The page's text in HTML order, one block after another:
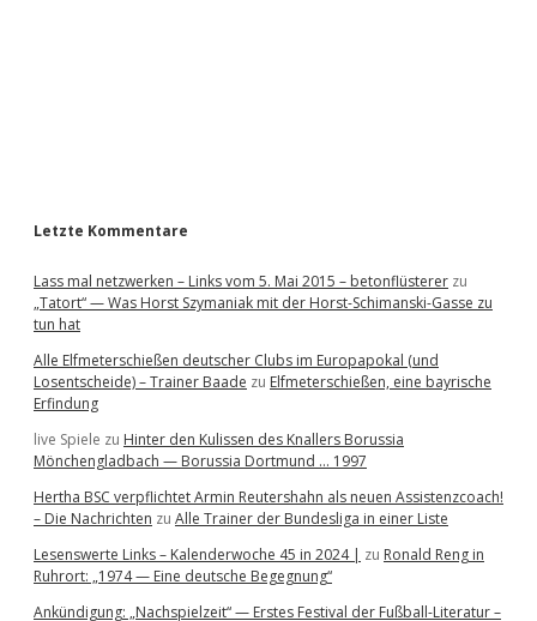
Letzte Kommentare
Lass mal netzwerken – Links vom 5. Mai 2015 – betonflüsterer zu
„Tatort“ — Was Horst Szymaniak mit der Horst-Schimanski-Gasse zu
tun hat
Alle Elfmeterschießen deutscher Clubs im Europapokal (und
Losentscheide) – Trainer Baade zu Elfmeterschießen, eine bayrische
Erfindung
live Spiele zu Hinter den Kulissen des Knallers Borussia
Mönchengladbach — Borussia Dortmund … 1997
Hertha BSC verpflichtet Armin Reutershahn als neuen Assistenzcoach!
– Die Nachrichten zu Alle Trainer der Bundesliga in einer Liste
Lesenswerte Links – Kalenderwoche 45 in 2024 | zu Ronald Reng in
Ruhrort: „1974 — Eine deutsche Begegnung“
Ankündigung: „Nachspielzeit“ — Erstes Festival der Fußball-Literatur –